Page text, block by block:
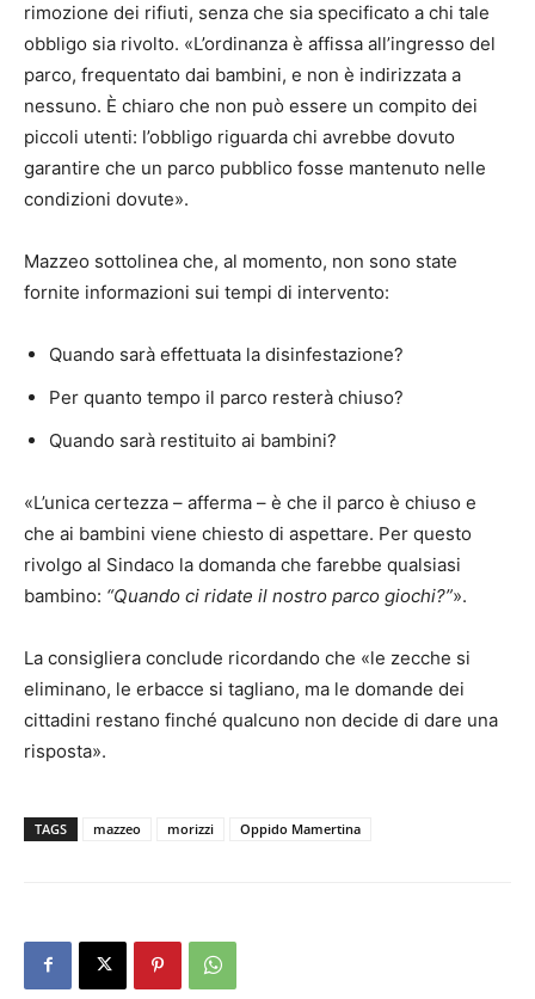
rimozione dei rifiuti, senza che sia specificato a chi tale
obbligo sia rivolto. «L’ordinanza è affissa all’ingresso del
parco, frequentato dai bambini, e non è indirizzata a
nessuno. È chiaro che non può essere un compito dei
piccoli utenti: l’obbligo riguarda chi avrebbe dovuto
garantire che un parco pubblico fosse mantenuto nelle
condizioni dovute».
Mazzeo sottolinea che, al momento, non sono state
fornite informazioni sui tempi di intervento:
Quando sarà effettuata la disinfestazione?
Per quanto tempo il parco resterà chiuso?
Quando sarà restituito ai bambini?
«L’unica certezza – afferma – è che il parco è chiuso e
che ai bambini viene chiesto di aspettare. Per questo
rivolgo al Sindaco la domanda che farebbe qualsiasi
bambino: “Quando ci ridate il nostro parco giochi?”».
La consigliera conclude ricordando che «le zecche si
eliminano, le erbacce si tagliano, ma le domande dei
cittadini restano finché qualcuno non decide di dare una
risposta».
TAGS mazzeo morizzi Oppido Mamertina